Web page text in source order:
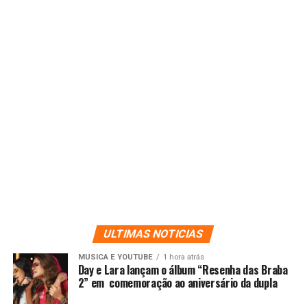
ULTIMAS NOTICIAS
MUSICA E YOUTUBE 1 hora atrás
Day e Lara lançam o álbum “Resenha das Braba
2” em comemoração ao aniversário da dupla